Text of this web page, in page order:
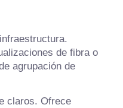
de fibra o
agrupación de
claros. Ofrece